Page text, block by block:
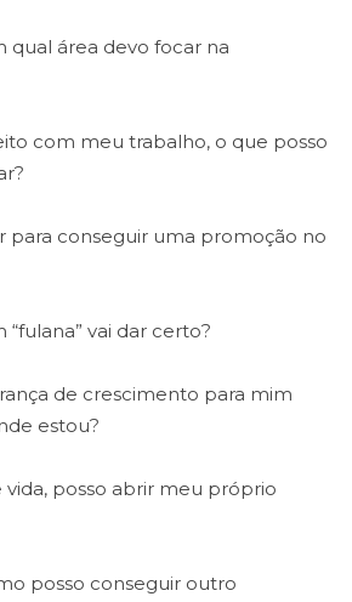
qual área devo focar na
com meu trabalho, o que posso
para conseguir uma promoção no
vai dar certo?
de crescimento para mim
estou?
posso abrir meu próprio
posso conseguir outro